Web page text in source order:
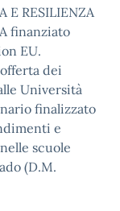
E RESILIENZA
finanziato
EU.
dei
Università
finalizzato
e
scuole
(D.M.